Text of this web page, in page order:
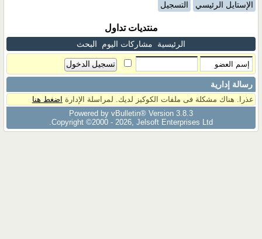
الإستايل الرئيسي التسجيل
منتديات تداول
الرئيسية مشاركات اليوم البحث
رسالة إدارية
عذرا. هناك مشكلة فى ملفات الكوكيز لديك. لمراسلة الإدارة اضغط هنا
Powered by vBulletin® Version 3.8.3
Copyright ©2000 - 2026, Jelsoft Enterprises Ltd.